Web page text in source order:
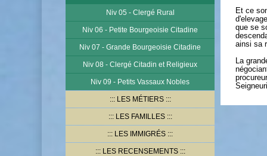
Niv 05 - Clergé Rural
Niv 06 - Petite Bourgeoisie Citadine
Niv 07 - Grande Bourgeoisie Citadine
Niv 08 - Clergé Citadin et Religieux
Niv 09 - Petits Vassaux Nobles
LES MÉTIERS
LES FAMILLES
LES IMMIGRÉS
LES RECENSEMENTS
Et ce
que se
ainsi sa
La